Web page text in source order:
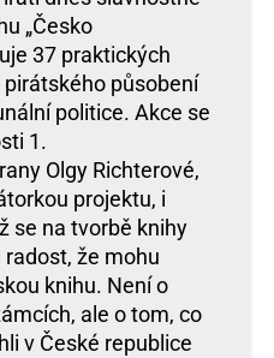
„Česko
37 praktických
působení
politice. Akce se
1.
Olgy Richterové,
projektu, i
se na tvorbě knihy
radost, že mohu
knihu. Není o
ale o tom, co
v České republice